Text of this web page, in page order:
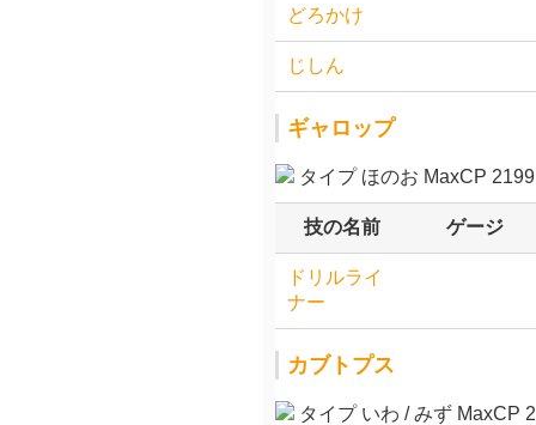
どろかけ
じしん
ギャロップ
タイプ ほのお MaxCP
技の名前 ゲージ
ドリルライ
ナー
カブトプス
タイプ いわ / みず MaxCP